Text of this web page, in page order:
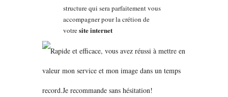
structure qui sera parfaitement vous
accompagner pour la crétion de
votresite internet